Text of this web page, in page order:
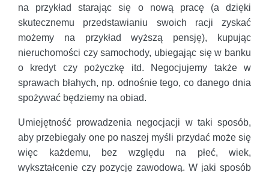
na przykład starając się o nową pracę (a dzięki
skutecznemu przedstawianiu swoich racji zyskać
możemy na przykład wyższą pensję), kupując
nieruchomości czy samochody, ubiegając się w banku
o kredyt czy pożyczkę itd. Negocjujemy także w
sprawach błahych, np. odnośnie tego, co danego dnia
spożywać będziemy na obiad.
Umiejętność prowadzenia negocjacji w taki sposób,
aby przebiegały one po naszej myśli przydać może się
więc każdemu, bez względu na płeć, wiek,
wykształcenie czy pozycję zawodową. W jaki sposób